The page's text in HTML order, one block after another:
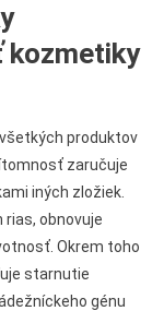
kozmetiky
produktov
zaručuje
iných zložiek.
obnovuje
Okrem toho
starnutie
génu